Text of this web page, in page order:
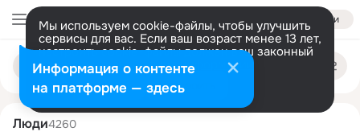
Войти
Мы используем cookie-файлы, чтобы улучшить
сервисы для вас. Если ваш возраст менее 13 лет,
настроить cookie-файлы должен ваш законный
представитель. Больше информации
Разрешить все Настроить
Поиск
людям
lyudmila voronina
Люди4260
Информация о контенте
на платформе — здесь